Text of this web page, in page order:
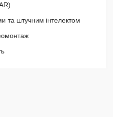
та штучним інтелектом